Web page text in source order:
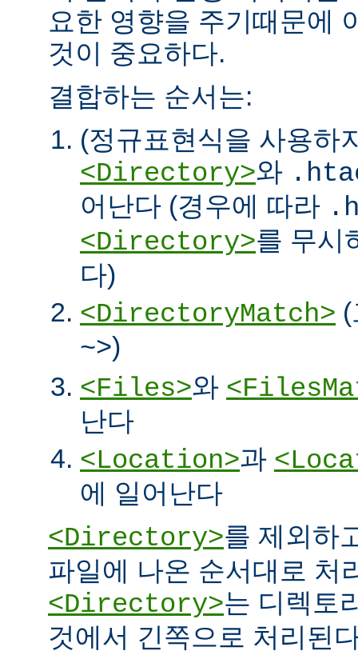
요한 영향을 주기때문에
것이 중요하다.
결합하는 순서는:
(정규표현식을 사용하
<Directory>와
어난다 (경우에 따라
<Directory>를 무시
다)
<DirectoryMatch>
~>)
<Files>와
난다
<Location>과
에 일어난다
<Directory>를 제외하
파일에 나온 순서대로 처
<Directory>는 디렉토
것에서 긴쪽으로 처리된